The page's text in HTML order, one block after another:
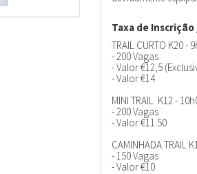
Taxa de Inscrição
TRAIL CURTO K20 -
- 200 Vagas
- Valor €12,5
- Valor €14
MINI TRAIL K12 -
- 200 Vagas
- Valor €11.50
CAMINHADA TRAIL
- 150 Vagas
- Valor €10